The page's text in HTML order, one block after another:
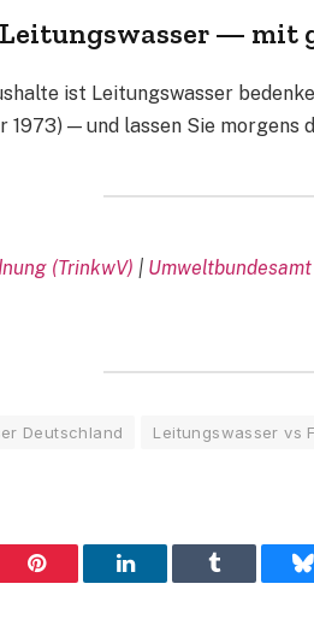
— mit
ist Leitungswasser
1973) — und lassen Sie morgens
(TrinkwV) |
Deutschland Leitungswasser vs
Pinterest LinkedIn Tumblr